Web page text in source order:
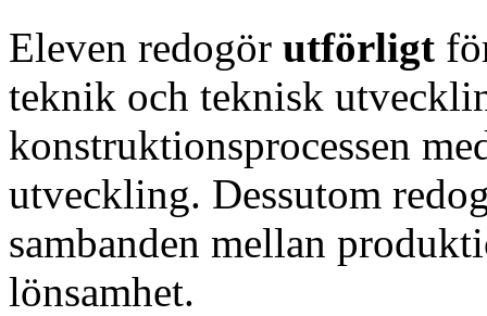
Eleven redogör utförligt
teknik och teknisk
konstruktionsprocessen
utveckling. Dessutom
sambanden mellan
lönsamhet.